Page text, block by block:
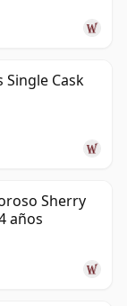
Cask
Sherry
años